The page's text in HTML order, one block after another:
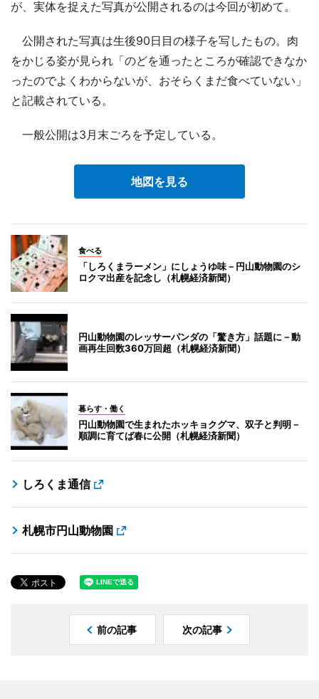
が、実体を捉えた写真が公開されるのは今回が初めて。
公開された写真は生後90日目の様子を写したもの。肉
をかじる姿が見られ「のどを通ったところが確認できなか
ったのでよくわからないが、おそらくまだ食べていない」
と記載されている。
一般公開は3月末ごろを予定している。
地図を見る
食べる
「しろくまラーメン」にしょうゆ味－円山動物園のシ
ロクマ出産を記念し（札幌経済新聞）
円山動物園のレッサーパンダの「驚き方」話題に－動
画再生回数360万回超（札幌経済新聞）
暮らす・働く
円山動物園で生まれたホッキョクグマ、双子と判明－
順調に育てば春に公開（札幌経済新聞）
しろくま通信
札幌市円山動物園
前の記事 次の記事